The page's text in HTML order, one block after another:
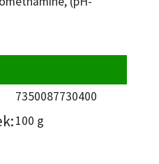
7350087730400
100 g